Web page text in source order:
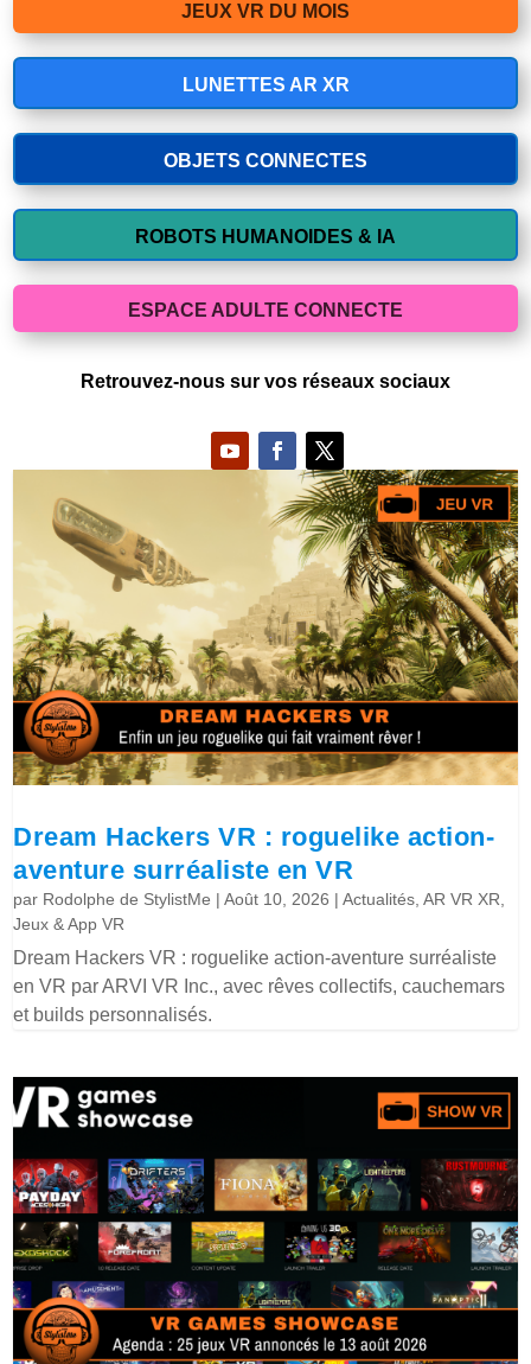
JEUX VR DU MOIS
LUNETTES AR XR
OBJETS CONNECTES
ROBOTS HUMANOIDES & IA
ESPACE ADULTE CONNECTE
Retrouvez-nous sur vos réseaux sociaux
Dream Hackers VR : roguelike action-
aventure surréaliste en VR
par Rodolphe de StylistMe |Août 10, 2026 |Actualités,AR VR XR,
Jeux & App VR
Dream Hackers VR : roguelike action-aventure surréaliste
en VR par ARVI VR Inc., avec rêves collectifs, cauchemars
et builds personnalisés.